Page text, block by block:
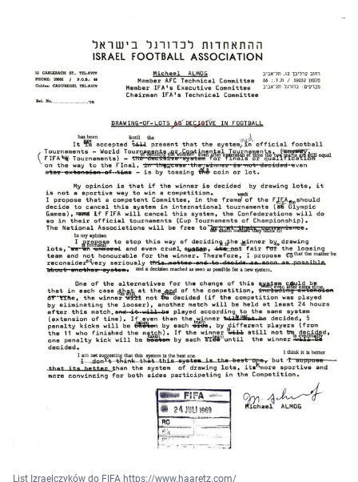
List Izraelczyków do FIFA https://www.haaretz.com/